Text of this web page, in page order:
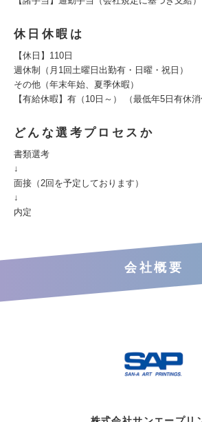
休日休暇は
【休日】110日
週休制（月1回土曜日出勤有・日曜・祝日）
その他（年末年始、夏季休暇）
【有給休暇】有（10日～） （最低年5日有休消
どんな選考プロセスか
書類選考
↓
面接（2回を予定しております）
↓
内定
会社概要